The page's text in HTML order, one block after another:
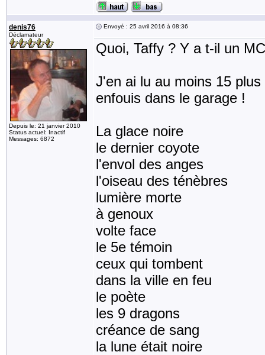
denis76
Déclamateur
Depuis le: 21 janvier 2010
Status actuel: Inactif
Messages: 6872
Envoyé : 25 avril 2016 à 08:36
Quoi, Taffy ? Y a t-il un
J'en ai lu au moins 15
enfouis dans le garage !
La glace noire
le dernier coyote
l'envol des anges
l'oiseau des ténèbres
lumière morte
à genoux
volte face
le 5e témoin
ceux qui tombent
dans la ville en feu
le poète
les 9 dragons
créance de sang
la lune était noire